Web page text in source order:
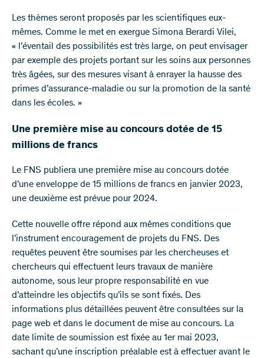
Les thèmes seront proposés par les scientifiques eux-
mêmes. Comme le met en exergue Simona Berardi Vilei,
« l’éventail des possibilités est très large, on peut envisager
par exemple des projets portant sur les soins aux personnes
très âgées, sur des mesures visant à enrayer la hausse des
primes d’assurance-maladie ou sur la promotion de la santé
dans les écoles. »
Une première mise au concours dotée de 15
millions de francs
Le FNS publiera une première mise au concours dotée
d’une enveloppe de 15 millions de francs en janvier 2023,
une deuxième est prévue pour 2024.
Cette nouvelle offre répond aux mêmes conditions que
l’instrument encouragement de projets du FNS. Des
requêtes peuvent être soumises par les chercheuses et
chercheurs qui effectuent leurs travaux de manière
autonome, sous leur propre responsabilité en vue
d’atteindre les objectifs qu’ils se sont fixés. Des
informations plus détaillées peuvent être consultées sur la
page web et dans le document de mise au concours. La
date limite de soumission est fixée au 1er mai 2023,
sachant qu’une inscription préalable est à effectuer avant le